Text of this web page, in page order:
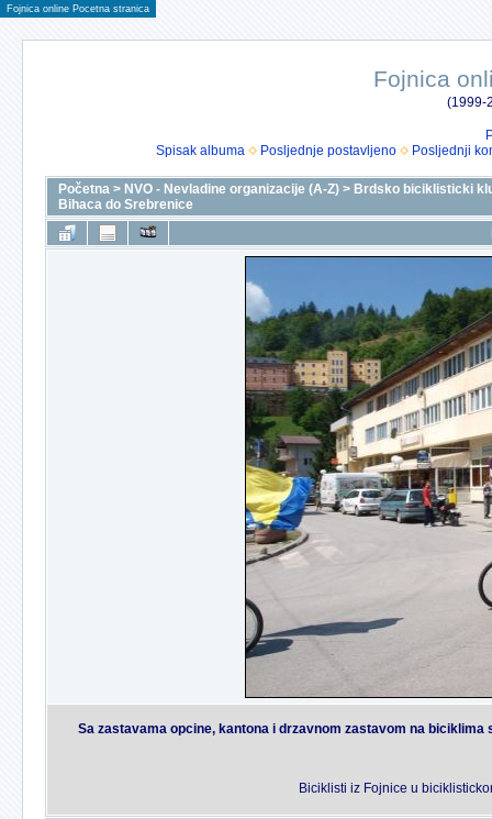
Fojnica online Pocetna stranica
Fojnica
(1999-
Spisak albuma
Posljednje postavljeno Posljednji
Početna > NVO - Nevladine organizacije (A-Z) > Brdsko biciklisticki
Bihaca do Srebrenice
Sa zastavama opcine, kantona i drzavnom zastavom na
Biciklisti iz Fojnice u